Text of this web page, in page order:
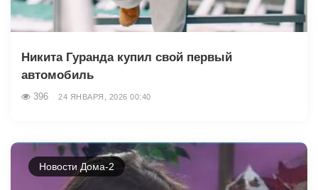
Никита Гуранда купил свой первый
автомобиль
396 24 ЯНВАРЯ, 2026 00:40
Новости Дома-2